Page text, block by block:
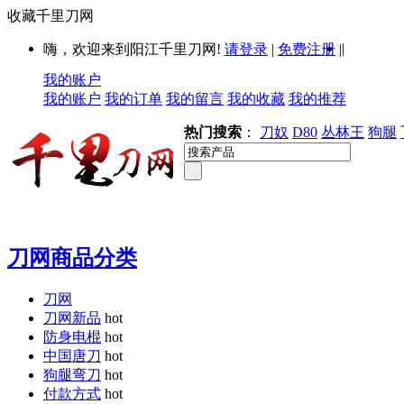
收藏千里刀网
嗨，欢迎来到阳江千里刀网! 请登录 | 免费注册 ||
我的账户
我的账户 我的订单 我的留言 我的收藏 我的推荐
热门搜索 ： 刀奴 D80 丛林王 狗腿
刀网商品分类
刀网
刀网新品 hot
防身电棍 hot
中国唐刀 hot
狗腿弯刀 hot
付款方式 hot